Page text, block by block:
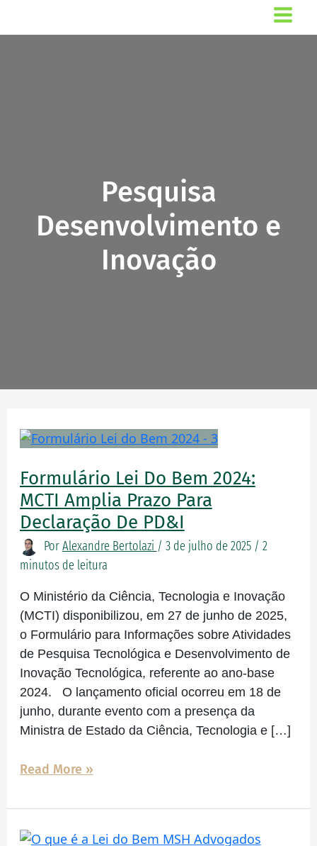
Pesquisa
Desenvolvimento e
Inovação
Formulário Lei Do Bem 2024:
MCTI Amplia Prazo Para
Declaração De PD&I
PorAlexandre Bertolazi / 3 de julho de 2025 / 2
minutos de leitura
O Ministério da Ciência, Tecnologia e Inovação
(MCTI) disponibilizou, em 27 de junho de 2025,
o Formulário para Informações sobre Atividades
de Pesquisa Tecnológica e Desenvolvimento de
Inovação Tecnológica, referente ao ano-base
2024. O lançamento oficial ocorreu em 18 de
junho, durante evento com a presença da
Ministra de Estado da Ciência, Tecnologia e […]
Formulário
do
Bem
2024:
MCTI
amplia
prazo
para
declaração
de
PD&I
Read More »
O